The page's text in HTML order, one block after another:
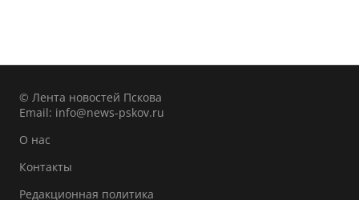
© Лента новостей Пскова
Email: info@news-pskov.ru
О нас
Контакты
Редакционная политика